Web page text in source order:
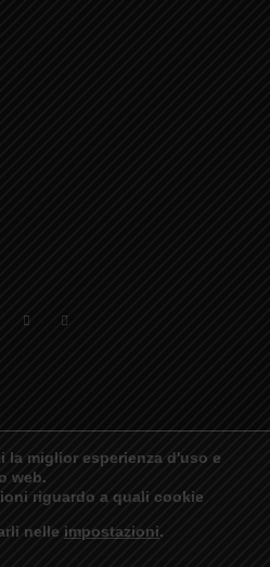
la miglior esperienza d'uso e
web.
riguardo a quali cookie
nelle impostazioni.